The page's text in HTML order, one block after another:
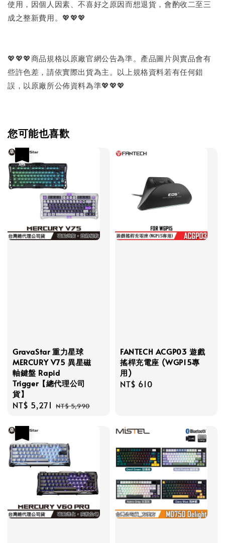
使用，因個人因素、不喜好之原因而想退貨，會酌收二至三
成之整新費用。💖💖💖
💖💖💖商品規格以原廠官網公告為準。產品圖片與實品會有
些許色差，請依實際出貨為主。以上規格資料若有任何錯
誤，以原廠所公佈資料為準💖💖💖
您可能也喜歡
GravaStar 重力星球
MERCURY V75 異星磁
軸鍵盤 Rapid
Trigger【總代理公司
貨】
Sale
NT$ 5,271 Regular
NT$ 5,990
FANTECH ACGP03 遊戲
搖桿充電座 (WGP15專
用)
Regular
NT$ 610